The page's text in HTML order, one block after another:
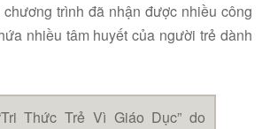
trình đã nhận được nhiều công
nhiều tâm huyết của người trẻ dành
Thức Trẻ Vì Giáo Dục” do